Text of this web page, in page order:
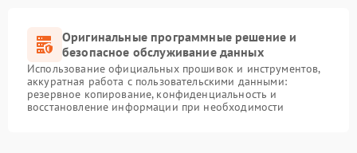
Оригинальные программные решение и
безопасное обслуживание данных
Использование официальных прошивок и инструментов,
аккуратная работа с пользовательскими данными:
резервное копирование, конфиденциальность и
восстановление информации при необходимости